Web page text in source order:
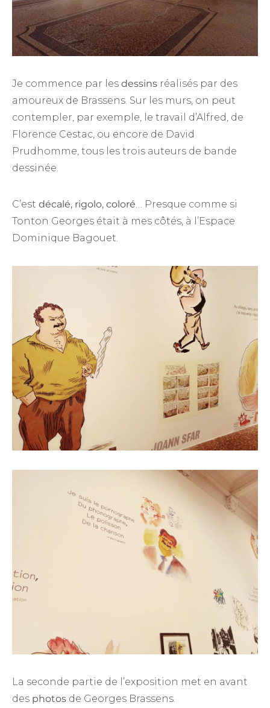
Je commence par les dessins réalisés par des
amoureux de Brassens. Sur les murs, on peut
contempler, par exemple, le travail d’Alfred, de
Florence Cestac, ou encore de David
Prudhomme, tous les trois auteurs de bande
dessinée.
C’est décalé, rigolo, coloré… Presque comme si
Tonton Georges était à mes côtés, à l’Espace
Dominique Bagouet.
La seconde partie de l’exposition met en avant
des photos de Georges Brassens.